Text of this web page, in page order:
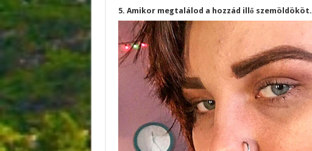
5. Amikor megtalálod a hozzád illő szemöldököt.